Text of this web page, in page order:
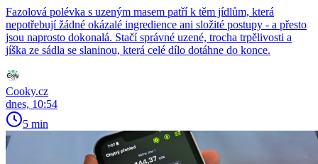
Fazolová polévka s uzeným masem patří k těm jídlům, která
nepotřebují žádné okázalé ingredience ani složité postupy - a přesto
jsou naprosto dokonalá. Stačí správné uzené, trocha trpělivosti a
jíška ze sádla se slaninou, která celé dílo dotáhne do konce.
Cooky.cz
dnes, 10:54
5 min